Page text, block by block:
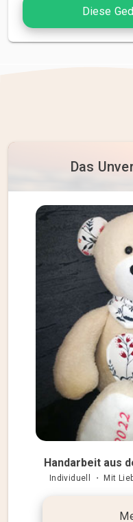
Diese
Das
Handarbeit aus
Individuell ・ Mit